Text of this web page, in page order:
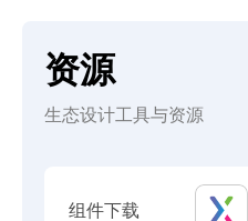
资源
生态设计工具与资源
组件下载